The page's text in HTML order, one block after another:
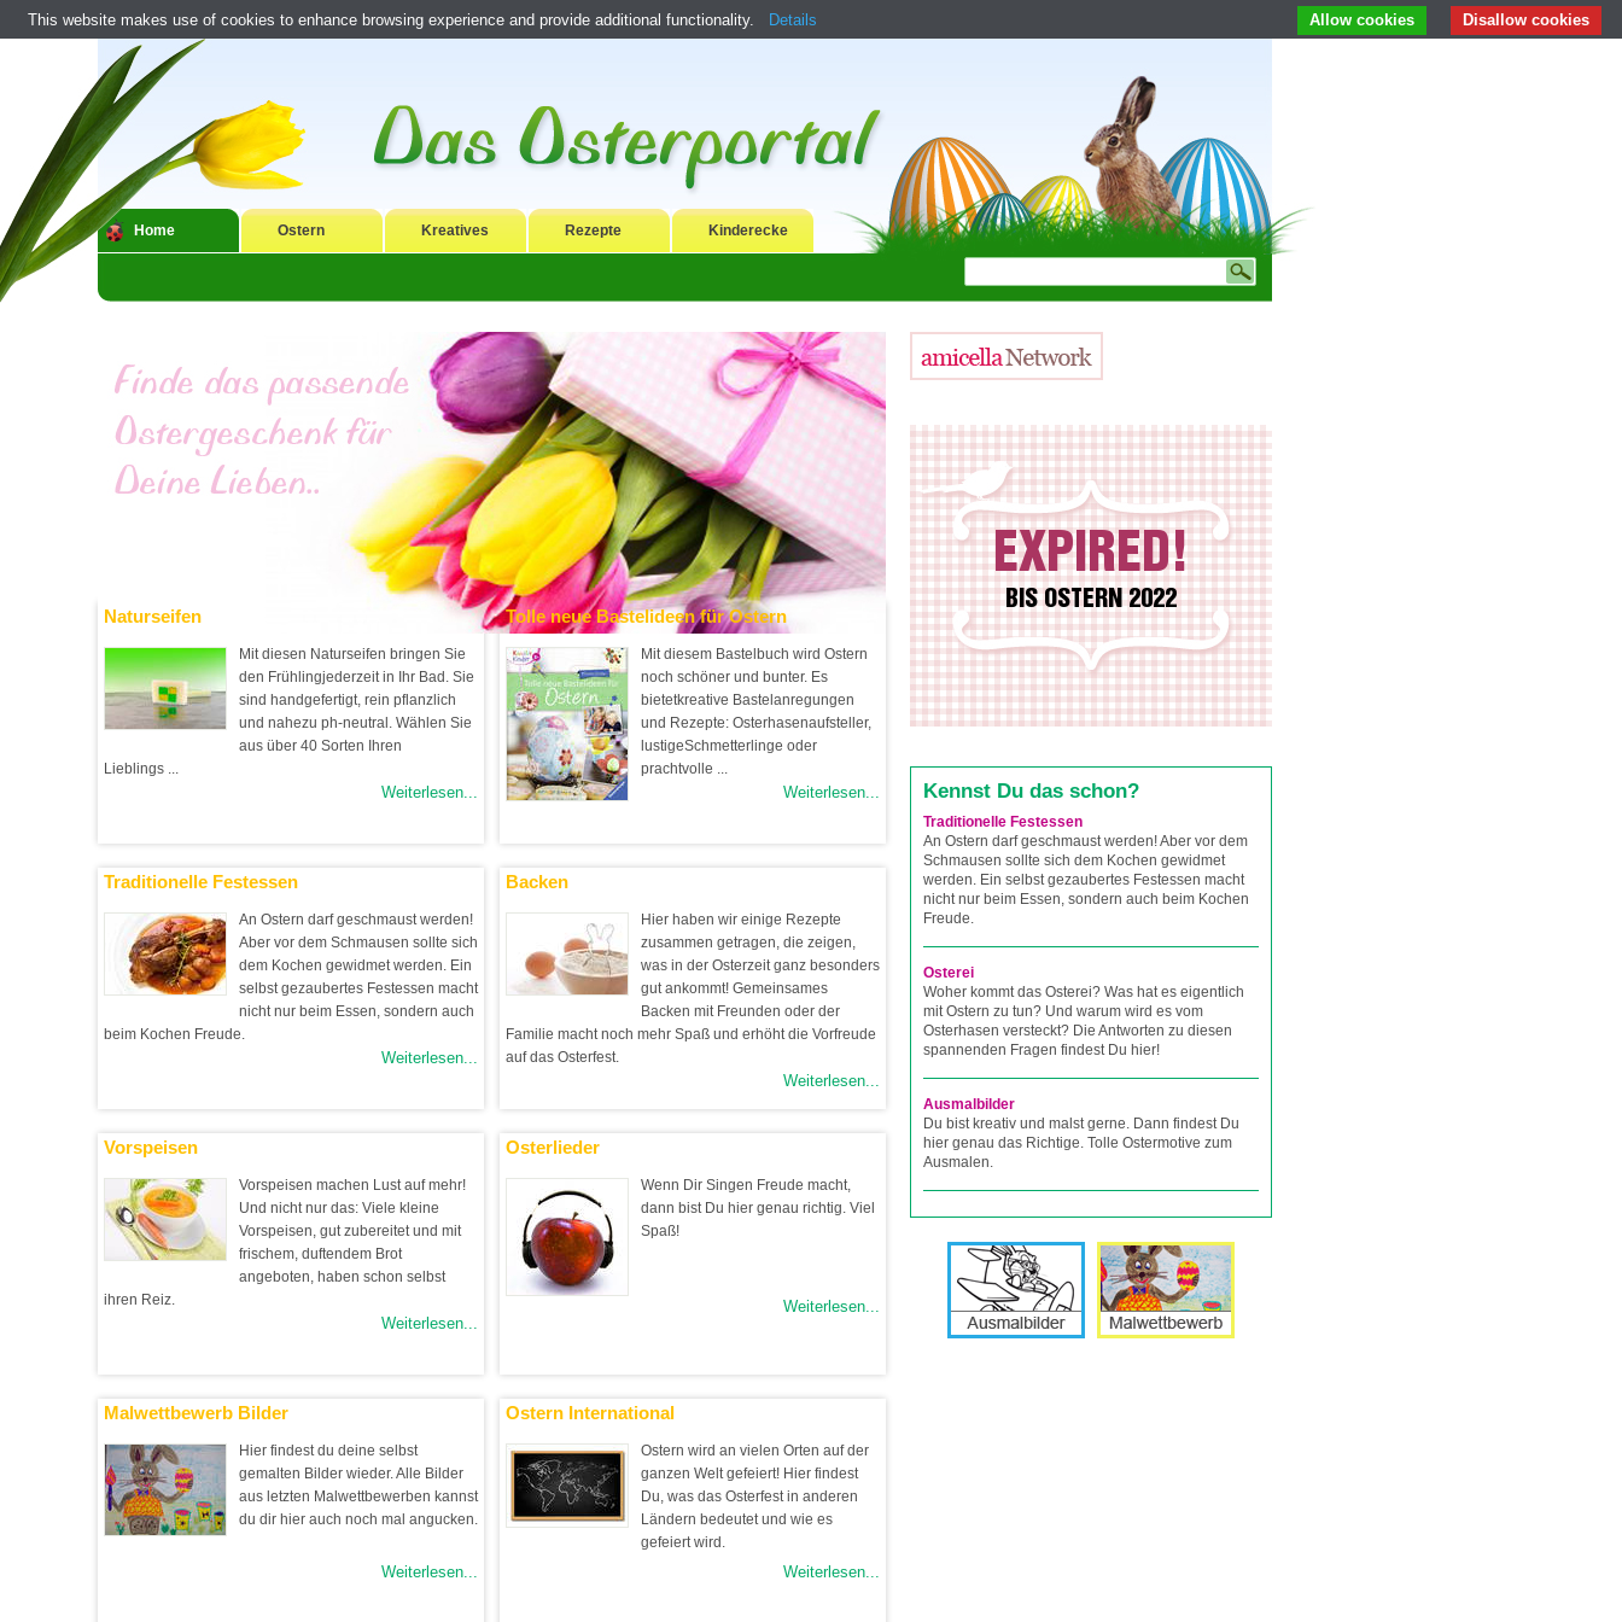
Home Ostern Kreatives Rezepte Kinderecke
Ostern ist nach Weihnachten das zweitgrößte Fest in Deutschland. Kinder und Erwachsene freuen sich
gleichermaßen auf das Fest, zu dem man Freunde und Verwandte einlädt.
Eier bemalen, bunte Ostereier verstecken und Osterlämmer backen sind einige der schönsten Bräuche zum
Osterfest. Wer sich auf Ostern einstimmen, seinen Lieben eine besondere Freude und Ostern für alle zu einem
unvergeßlichen Fest machen möchte, der findet hier viele tolle Ideen, Anregungen, Rezepte, Basteltipps,
Osterlieder und noch viel mehr rund um das Thema Ostern.
Naturseifen
Mit diesen Naturseifen bringen Sie
den Frühlingjederzeit in Ihr Bad. Sie
sind handgefertigt, rein pflanzlich
und nahezu ph-neutral. Wählen Sie
aus über 40 Sorten Ihren
Lieblings ...
Weiterlesen...
Tolle neue Bastelideen für Ostern
Mit diesem Bastelbuch wird Ostern
noch schöner und bunter. Es
bietetkreative Bastelanregungen
und Rezepte: Osterhasenaufsteller,
lustigeSchmetterlinge oder
prachtvolle ...
Weiterlesen...
Traditionelle Festessen
An Ostern darf geschmaust werden!
Aber vor dem Schmausen sollte sich
dem Kochen gewidmet werden. Ein
selbst gezaubertes Festessen macht
nicht nur beim Essen, sondern auch
beim Kochen Freude.
Weiterlesen...
Backen
Hier haben wir einige Rezepte
zusammen getragen, die zeigen,
was in der Osterzeit ganz besonders
gut ankommt! Gemeinsames
Backen mit Freunden oder der
Familie macht noch mehr Spaß und erhöht die Vorfreude
auf das Osterfest.
Weiterlesen...
Vorspeisen
Vorspeisen machen Lust auf mehr!
Und nicht nur das: Viele kleine
Vorspeisen, gut zubereitet und mit
frischem, duftendem Brot
angeboten, haben schon selbst
ihren Reiz.
Weiterlesen...
Osterlieder
Wenn Dir Singen Freude macht,
dann bist Du hier genau richtig. Viel
Spaß!
Weiterlesen...
Malwettbewerb Bilder
Hier findest du deine selbst
gemalten Bilder wieder. Alle Bilder
aus letzten Malwettbewerben kannst
du dir hier auch noch mal angucken.
Weiterlesen...
Ostern International
Ostern wird an vielen Orten auf der
ganzen Welt gefeiert! Hier findest
Du, was das Osterfest in anderen
Ländern bedeutet und wie es
gefeiert wird.
Weiterlesen...
EXPIRED!
BIS OSTERN 2022
Kennst Du das schon?
Traditionelle Festessen
An Ostern darf geschmaust werden! Aber vor dem
Schmausen sollte sich dem Kochen gewidmet
werden. Ein selbst gezaubertes Festessen macht
nicht nur beim Essen, sondern auch beim Kochen
Freude.
Osterei
Woher kommt das Osterei? Was hat es eigentlich
mit Ostern zu tun? Und warum wird es vom
Osterhasen versteckt? Die Antworten zu diesen
spannenden Fragen findest Du hier!
Ausmalbilder
Du bist kreativ und malst gerne. Dann findest Du
hier genau das Richtige. Tolle Ostermotive zum
Ausmalen.
This website makes use of cookies to enhance browsing experience and provide additional functionality. Details Disallow cookies
Allow cookies